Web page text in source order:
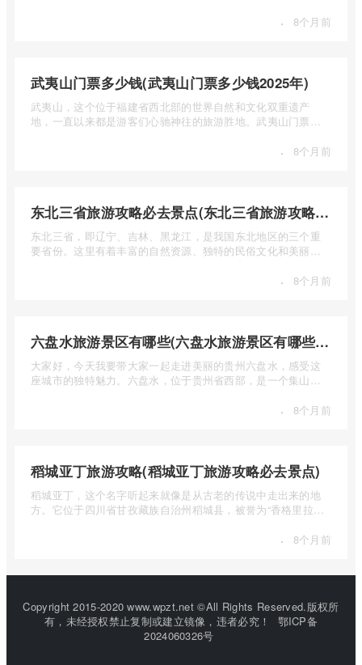
· 8个月前
武夷山门票多少钱(武夷山门票多少钱2025年)
武夷山，这个位于福建省西北部的世界自然和文化双重遗产
地，一直以来都是游客们心驰神往的旅游胜地。武夷山门票多
· 8个月前
东北三省旅游攻略必去景点(东北三省旅游攻略必去景点视频介绍)
东北三省，即辽宁、吉林、黑龙江，是我国东北地区的三个重
要省份。这里有着丰富的自然资源、独特的民俗文化和美丽的
· 8个月前
六盘水旅游景区有哪些(六盘水旅游景区有哪些景点值得去)
大家好，今天我要带大家一起走进美丽的贵州六盘水，感受这
座城市的独特魅力。六盘水，位于贵州省西部，是一个集山水
· 8个月前
稻城亚丁旅游攻略(稻城亚丁旅游攻略必去景点)
稻城亚丁，这个名字听起来就像是从古老的传说中走出来的地
方。它位于四川省甘孜藏族自治州稻城县，被誉为“香格里拉的
· 8个月前
Copyright 2015-2020 www.wpzt.net ©All Rights Reserved.版权所
有，未经授权禁止复制或建立镜像，违者必究！
鄂ICP备
2024060326号